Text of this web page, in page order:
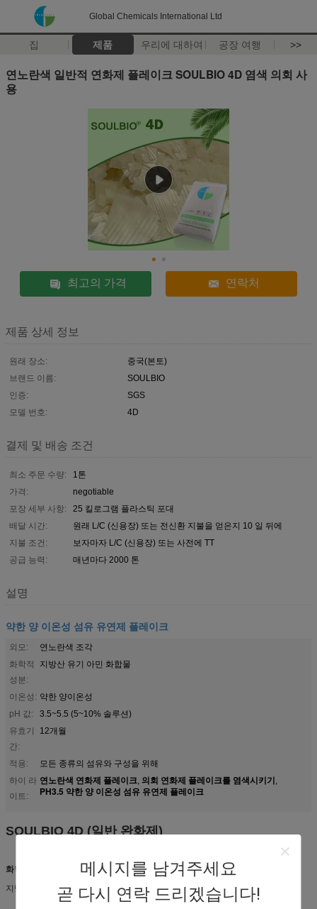
Global Chemicals International Ltd
집 제품 우리에 대하여 공장 여행 >>
메시지를 남겨주세요
곧 다시 연락 드리겠습니다!
연노란색 일반적 연화제 플레이크 SOULBIO 4D 염색 의회 사
용
최고의 가격 연락처
제품 상세 정보
원래 장소:
중국(본토)
브랜드 이름:
SOULBIO
인증:
SGS
모델 번호:
4D
결제 및 배송 조건
최소 주문 수량:
1톤
가격:
negotiable
포장 세부 사항:
25 킬로그램 플라스틱 포대
배달 시간:
원래 L/C (신용장) 또는 전신환 지불을 얻은지 10 일 뒤에
지불 조건:
보자마자 L/C (신용장) 또는 사전에 TT
공급 능력:
매년마다 2000 톤
설명
약한 양 이온성 섬유 유연제 플레이크
외모:
연노란색 조각
화학적
성분:
지방산 유기 아민 화합물
이온성: 약한 양이온성
pH 값:
3.5~5.5 (5~10% 솔루션)
유효기
간:
12개월
적용:
모든 종류의 섬유와 구성을 위해
하이 라
이트:
연노란색 연화제 플레이크, 의회 연화제 플레이크를 염색시키기,
PH3.5 약한 양 이온성 섬유 유연제 플레이크
SOULBIO 4D (일반 완화제)
화학적 성분
지방산 유기 아민 화합물